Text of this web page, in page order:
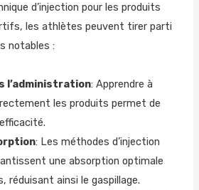
d’injection pour les produits
les athlètes peuvent tirer parti
notables :
l’administration: Apprendre à
les produits permet de
: Les méthodes d’injection
une absorption optimale
réduisant ainsi le gaspillage.